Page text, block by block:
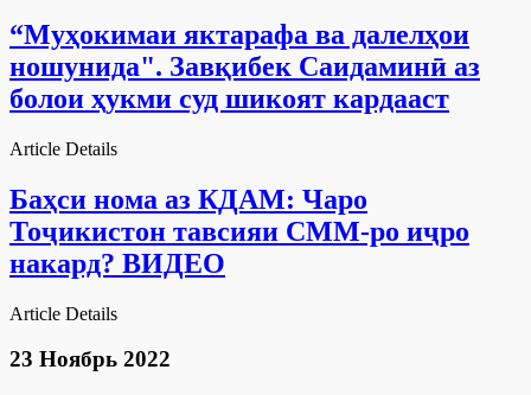
“Муҳокимаи яктарафа ва далелҳои
ношунида". Завқибек Саидаминӣ аз
болои ҳукми суд шикоят кардааст
Article Details
Баҳси нома аз КДАМ: Чаро
Тоҷикистон тавсияи СММ-ро иҷро
накард? ВИДЕО
Article Details
23 Ноябрь 2022